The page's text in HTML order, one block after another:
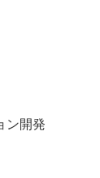
ン開発